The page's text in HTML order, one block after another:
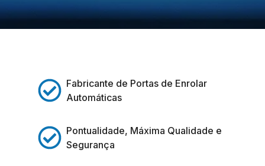
Fabricante de Portas de Enrolar
Automáticas
Pontualidade, Máxima Qualidade e
Segurança